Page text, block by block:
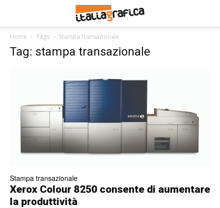
Home Tags Stampa transazionale
Tag: stampa transazionale
Stampa transazionale
Xerox Colour 8250 consente di aumentare
la produttività